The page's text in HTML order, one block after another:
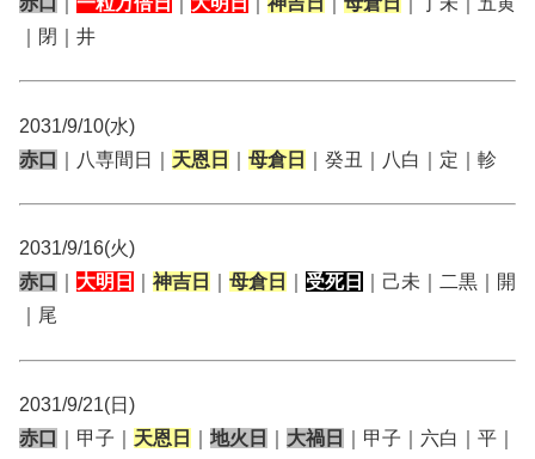
｜閉｜井
2031/9/10(水)
赤口
｜八専間日｜ 天恩日 母倉日 ｜癸丑｜八白｜定｜軫
2031/9/16(火)
赤口
大明日 神吉日 母倉日 受死日
｜己未｜二黒｜開
｜尾
2031/9/21(日)
赤口
｜甲子｜ 天恩日 地火日 大禍日
｜甲子｜六白｜平｜